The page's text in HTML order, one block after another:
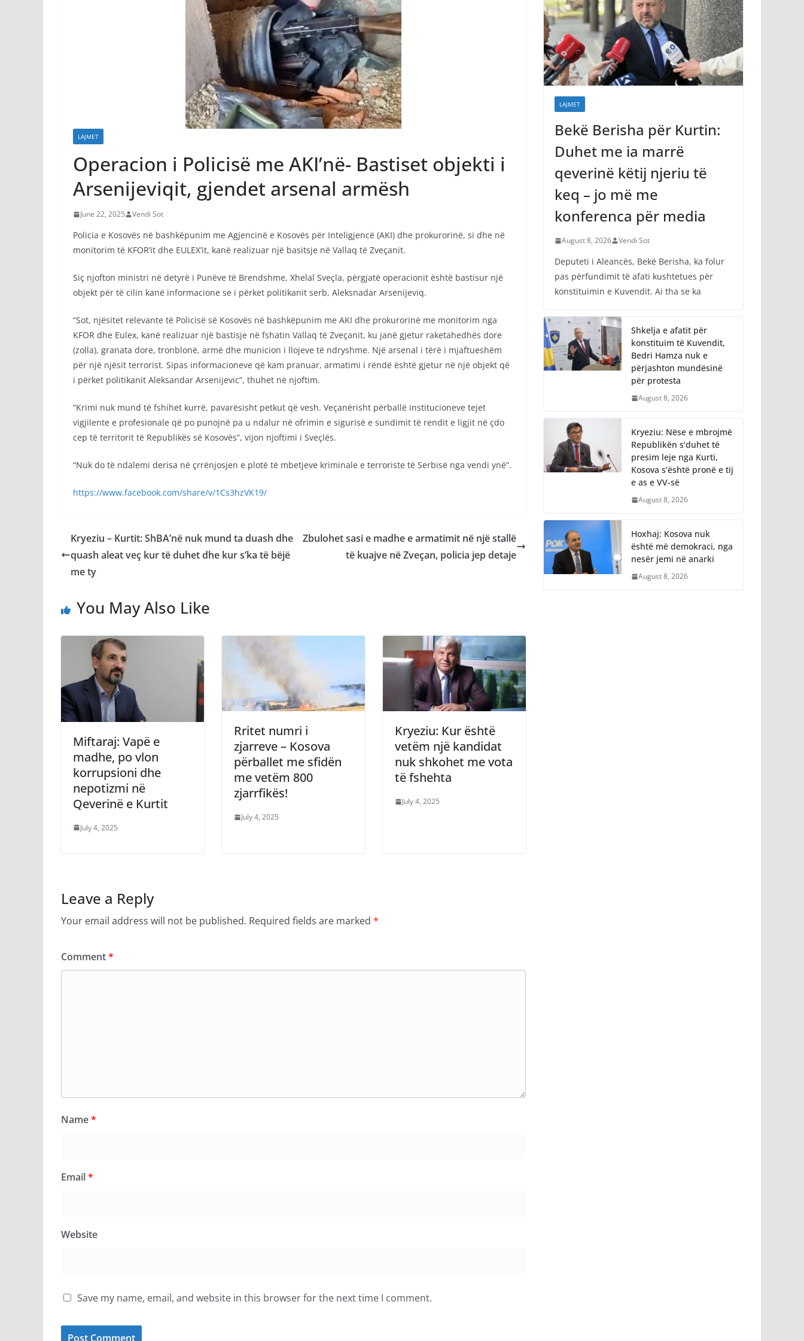
LAJMET
Operacion i Policisë me AKI’në- Bastiset objekti i
Arsenijeviqit, gjendet arsenal armësh
June 22, 2025 Vendi Sot
Policia e Kosovës në bashkëpunim me Agjencinë e Kosovës për Inteligjencë (AKI) dhe prokurorinë, si dhe në
monitorim të KFOR’it dhe EULEX’it, kanë realizuar një basitsje në Vallaq të Zveçanit.
Siç njofton ministri në detyrë i Punëve të Brendshme, Xhelal Sveçla, përgjatë operacionit është bastisur një
objekt për të cilin kanë informacione se i përket politikanit serb, Aleksnadar Arsenijeviq.
“Sot, njësitet relevante të Policisë së Kosovës në bashkëpunim me AKI dhe prokurorinë me monitorim nga
KFOR dhe Eulex, kanë realizuar një bastisje në fshatin Vallaq të Zveçanit, ku janë gjetur raketahedhës dore
(zolla), granata dore, tronblonë, armë dhe municion i llojeve të ndryshme. Një arsenal i tërë i mjaftueshëm
për një njësit terrorist. Sipas informacioneve që kam pranuar, armatimi i rëndë është gjetur në një objekt që
i përket politikanit Aleksandar Arsenijevic”, thuhet në njoftim.
“Krimi nuk mund të fshihet kurrë, pavarësisht petkut që vesh. Veçanërisht përballë institucioneve tejet
vigjilente e profesionale që po punojnë pa u ndalur në ofrimin e sigurisë e sundimit të rendit e ligjit në çdo
cep të territorit të Republikës së Kosovës”, vijon njoftimi i Sveçlës.
“Nuk do të ndalemi derisa në çrrënjosjen e plotë të mbetjeve kriminale e terroriste të Serbisë nga vendi ynë”.
https://www.facebook.com/share/v/1Cs3hzVK19/
Kryeziu – Kurtit: ShBA’në nuk mund ta duash dhe
quash aleat veç kur të duhet dhe kur s’ka të bëjë
me ty
Zbulohet sasi e madhe e armatimit në një stallë
të kuajve në Zveçan, policia jep detaje
You May Also Like
Miftaraj: Vapë e
madhe, po vlon
korrupsioni dhe
nepotizmi në
Qeverinë e Kurtit
July 4, 2025
Rritet numri i
zjarreve – Kosova
përballet me sfidën
me vetëm 800
zjarrfikës!
July 4, 2025
Kryeziu: Kur është
vetëm një kandidat
nuk shkohet me vota
të fshehta
July 4, 2025
Leave a Reply
Your email address will not be published. Required fields are marked *
Comment*
Name*
Email*
Website
Save my name, email, and website in this browser for the next time I comment.
LAJMET
Bekë Berisha për Kurtin:
Duhet me ia marrë
qeverinë këtij njeriu të
keq – jo më me
konferenca për media
August 8, 2026 Vendi Sot
Deputeti i Aleancës, Bekë Berisha, ka folur
pas përfundimit të afati kushtetues për
konstituimin e Kuvendit. Ai tha se ka
Shkelja e afatit për
konstituim të Kuvendit,
Bedri Hamza nuk e
përjashton mundësinë
për protesta
August 8, 2026
Kryeziu: Nëse e mbrojmë
Republikën s’duhet të
presim leje nga Kurti,
Kosova s’është pronë e tij
e as e VV-së
August 8, 2026
Hoxhaj: Kosova nuk
është më demokraci, nga
nesër jemi në anarki
August 8, 2026